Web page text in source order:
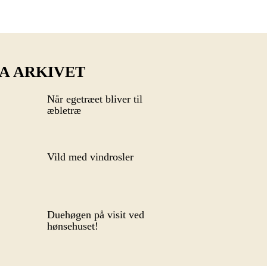
ARKIVET
Når egetræet bliver til
æbletræ
Vild med vindrosler
Duehøgen på visit ved
hønsehuset!